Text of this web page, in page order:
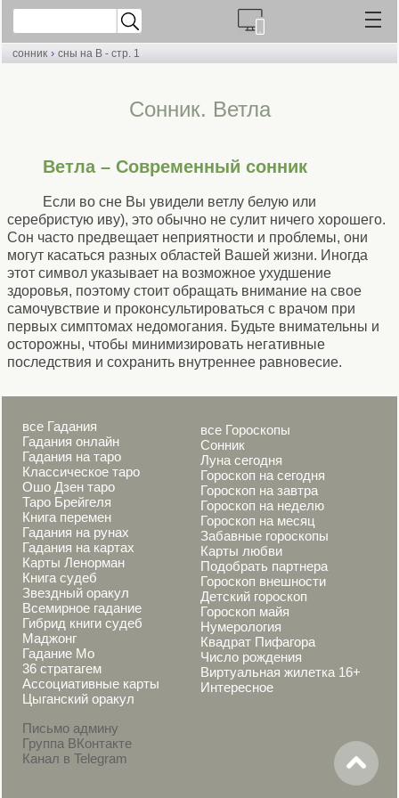
сонник › сны на В - стр. 1
Cонник. Ветла
Ветла – Современный сонник
Если во сне Вы увидели ветлу белую или
серебристую иву), это обычно не сулит ничего хорошего.
Сон часто предвещает неприятности и проблемы, они
могут касаться разных областей Вашей жизни. Иногда
этот символ указывает на возможное ухудшение
здоровья, поэтому стоит обращать внимание на свое
самочувствие и проконсультироваться с врачом при
первых симптомах недомогания. Будьте внимательны и
осторожны, чтобы минимизировать негативные
последствия и сохранить внутреннее равновесие.
все Гадания
Гадания онлайн
Гадания на таро
Классическое таро
Ошо Дзен таро
Таро Брейгеля
Книга перемен
Гадания на рунах
Гадания на картах
Карты Ленорман
Книга судеб
Звездный оракул
Всемирное гадание
Гибрид книги судеб
Маджонг
Гадание Мо
36 стратагем
Ассоциативные карты
Цыганский оракул
Письмо админу
Группа ВКонтакте
Канал в Telegram
все Гороскопы
Сонник
Луна сегодня
Гороскоп на сегодня
Гороскоп на завтра
Гороскоп на неделю
Гороскоп на месяц
Забавные гороскопы
Карты любви
Подобрать партнера
Гороскоп внешности
Детский гороскоп
Гороскоп майя
Нумерология
Квадрат Пифагора
Число рождения
Виртуальная жилетка 16+
Интересное